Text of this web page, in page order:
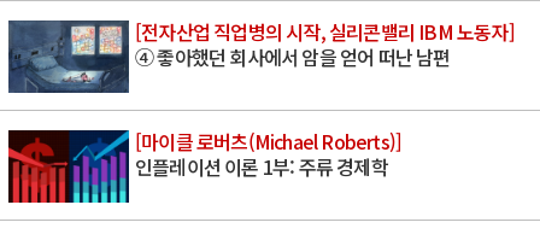
[전자산업 직업병의 시작, 실리콘밸리 IBM 노동자]
④ 좋아했던 회사에서 암을 얻어 떠난 남편
[마이클 로버츠(Michael Roberts)]
인플레이션 이론 1부: 주류 경제학